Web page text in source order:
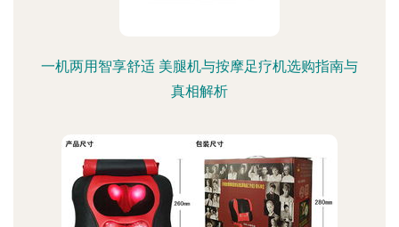
一机两用智享舒适 美腿机与按摩足疗机选购指南与
真相解析